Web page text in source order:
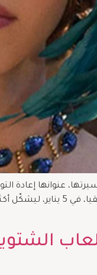
عنوانها إعادة
مديراً إدارياً